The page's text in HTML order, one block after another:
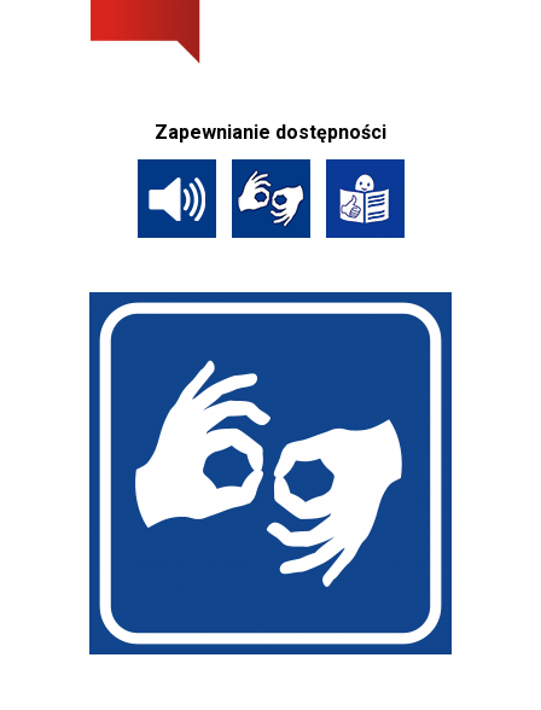
Zapewnianie dostępności